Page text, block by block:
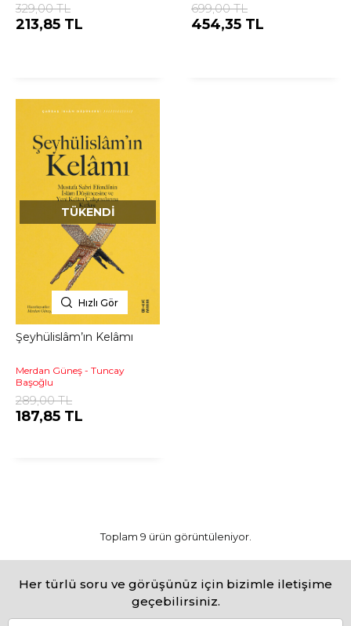
329,00 TL
213,85 TL
699,00 TL
454,35 TL
Hızlı Gör
TÜKENDI
Şeyhülislâm’ın Kelâmı
Merdan Güneş - Tuncay
Başoğlu
289,00 TL
187,85 TL
Toplam 9 ürün görüntüleniyor.
Her türlü soru ve görüşünüz için bizimle iletişime
geçebilirsiniz.